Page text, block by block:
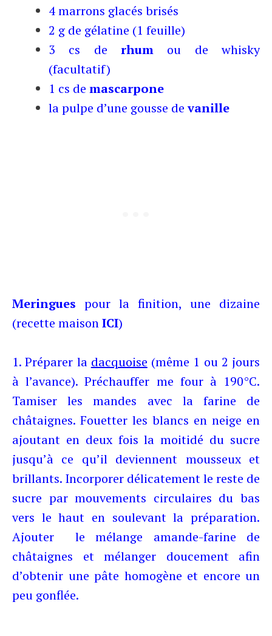
4 marrons glacés brisés
2 g de gélatine (1 feuille)
3 cs de
rhum ou de whisky
(facultatif)
1 cs de mascarpone
la pulpe d’une gousse de vanille
Meringues pour la finition, une dizaine
(recette maisonICI)
1. Préparer la dacquoise (même 1 ou 2 jours
à l’avance). Préchauffer me four à 190°C.
Tamiser les mandes avec la farine de
châtaignes. Fouetter les blancs en neige en
ajoutant en deux fois la moitidé du sucre
jusqu’à ce qu’il deviennent mousseux et
brillants. Incorporer délicatement le reste de
sucre par mouvements circulaires du bas
vers le haut en soulevant la préparation.
Ajouter le mélange amande-farine de
châtaignes et mélanger doucement afin
d’obtenir une pâte homogène et encore un
peu gonflée.